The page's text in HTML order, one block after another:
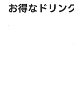
お得なドリン